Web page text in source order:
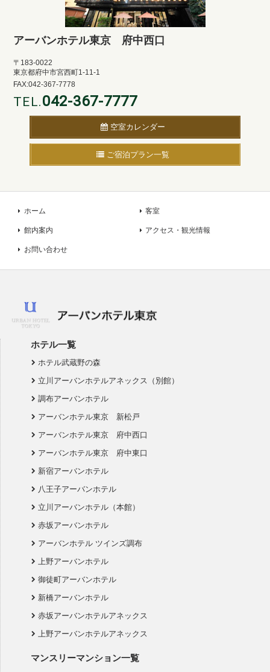
アーバンホテル東京 府中西口
〒183-0022
東京都府中市宮西町1-11-1
FAX:042-367-7778
TEL.042-367-7777
空室カレンダー
ご宿泊プラン一覧
ホーム 客室
館内案内 アクセス・観光情報
お問い合わせ
ホテル一覧
ホテル武蔵野の森
立川アーバンホテルアネックス（別館）
調布アーバンホテル
アーバンホテル東京 新松戸
アーバンホテル東京 府中西口
アーバンホテル東京 府中東口
新宿アーバンホテル
八王子アーバンホテル
立川アーバンホテル（本館）
赤坂アーバンホテル
アーバンホテル ツインズ調布
上野アーバンホテル
御徒町アーバンホテル
新橋アーバンホテル
赤坂アーバンホテルアネックス
上野アーバンホテルアネックス
マンスリーマンション一覧